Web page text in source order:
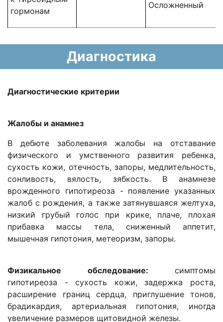
гормонам
Осложненный
Диагностика
Диагностические критерии
Жалобы и анамнез
В дебюте заболевания жалобы на отставание
физического и умственного развития ребенка,
сухость кожи, отечность, запоры, медлительность,
сонливость, вялость, зябкость. В анамнезе
врожденного гипотиреоза - появление указанных
жалоб с рождения, а также затянувшаяся желтуха,
низкий грубый голос при крике, плаче, плохая
прибавка массы тела, сниженный аппетит,
мышечная гипотония, метеоризм, запоры.
Физикальное обследование: симптомы
гипотиреоза - сухость кожи, задержка роста,
расширение границ сердца, приглушение тонов,
брадикардия, артериальная гипотония, иногда
увеличение размеров щитовидной железы.